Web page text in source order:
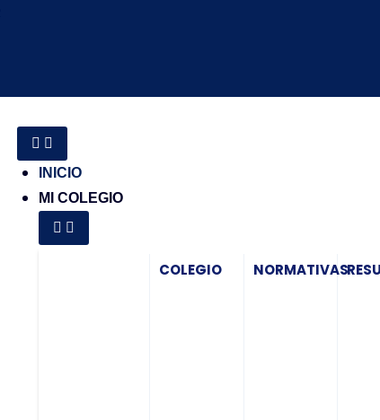
INICIO
MI COLEGIO
COLEGIO NORMATIVAS